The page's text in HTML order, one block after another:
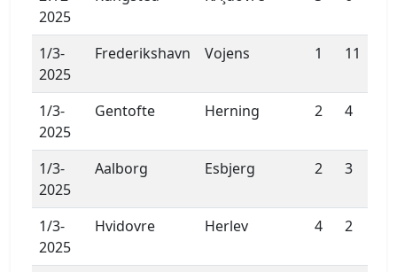
2025
1/3-
2025
Frederikshavn Vojens 1 11
1/3-
2025
Gentofte Herning 2 4
1/3-
2025
Aalborg Esbjerg 2 3
1/3-
2025
Hvidovre Herlev 4 2